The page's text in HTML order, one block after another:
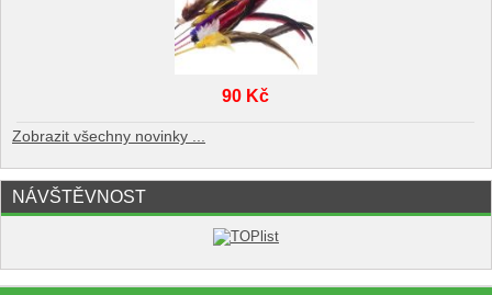
90 Kč
Zobrazit všechny novinky ...
NÁVŠTĚVNOST